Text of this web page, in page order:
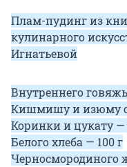
Плам-пудинг из
кулинарного
Игнатьевой
Внутреннего
Кишмишу и изюму
Коринки и цукату —
Белого хлеба — 100 г
Черносмородиного